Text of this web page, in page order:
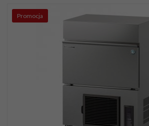
Promocja